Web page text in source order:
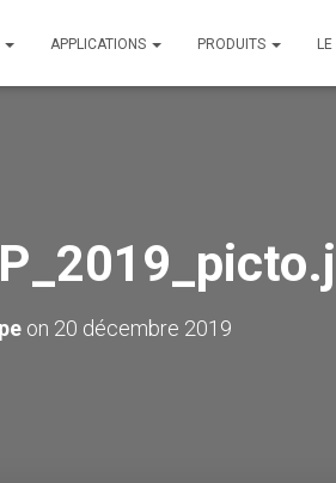
APPLICATIONS PRODUITS
on 20 décembre 2019